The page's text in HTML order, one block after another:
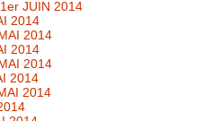
JUIN 2014
2014
2014
2014
2014
2014
2014